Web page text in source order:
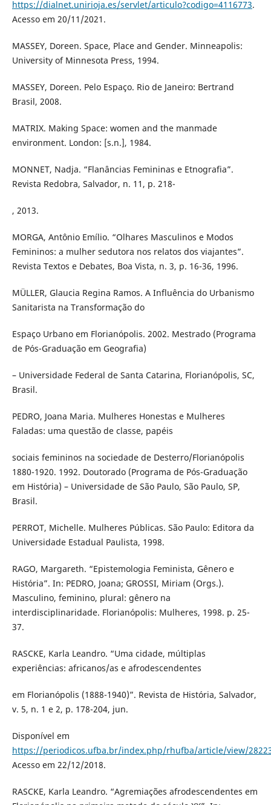
https://dialnet.unirioja.es/servlet/articulo?codigo=4116773.
Acesso em 20/11/2021.
MASSEY, Doreen. Space, Place and Gender. Minneapolis:
University of Minnesota Press, 1994.
MASSEY, Doreen. Pelo Espaço. Rio de Janeiro: Bertrand
Brasil, 2008.
MATRIX. Making Space: women and the manmade
environment. London: [s.n.], 1984.
MONNET, Nadja. “Flanâncias Femininas e Etnografia”.
Revista Redobra, Salvador, n. 11, p. 218-
, 2013.
MORGA, Antônio Emílio. “Olhares Masculinos e Modos
Femininos: a mulher sedutora nos relatos dos viajantes”.
Revista Textos e Debates, Boa Vista, n. 3, p. 16-36, 1996.
MÜLLER, Glaucia Regina Ramos. A Influência do Urbanismo
Sanitarista na Transformação do
Espaço Urbano em Florianópolis. 2002. Mestrado (Programa
de Pós-Graduação em Geografia)
– Universidade Federal de Santa Catarina, Florianópolis, SC,
Brasil.
PEDRO, Joana Maria. Mulheres Honestas e Mulheres
Faladas: uma questão de classe, papéis
sociais femininos na sociedade de Desterro/Florianópolis
1880-1920. 1992. Doutorado (Programa de Pós-Graduação
em História) – Universidade de São Paulo, São Paulo, SP,
Brasil.
PERROT, Michelle. Mulheres Públicas. São Paulo: Editora da
Universidade Estadual Paulista, 1998.
RAGO, Margareth. “Epistemologia Feminista, Gênero e
História”. In: PEDRO, Joana; GROSSI, Miriam (Orgs.).
Masculino, feminino, plural: gênero na
interdisciplinaridade. Florianópolis: Mulheres, 1998. p. 25-
37.
RASCKE, Karla Leandro. “Uma cidade, múltiplas
experiências: africanos/as e afrodescendentes
em Florianópolis (1888-1940)”. Revista de História, Salvador,
v. 5, n. 1 e 2, p. 178-204, jun.
Disponível em
https://periodicos.ufba.br/index.php/rhufba/article/view/
Acesso em 22/12/2018.
RASCKE, Karla Leandro. “Agremiações afrodescendentes em